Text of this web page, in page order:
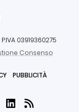
03919360275
Consenso
PUBBLICITÀ